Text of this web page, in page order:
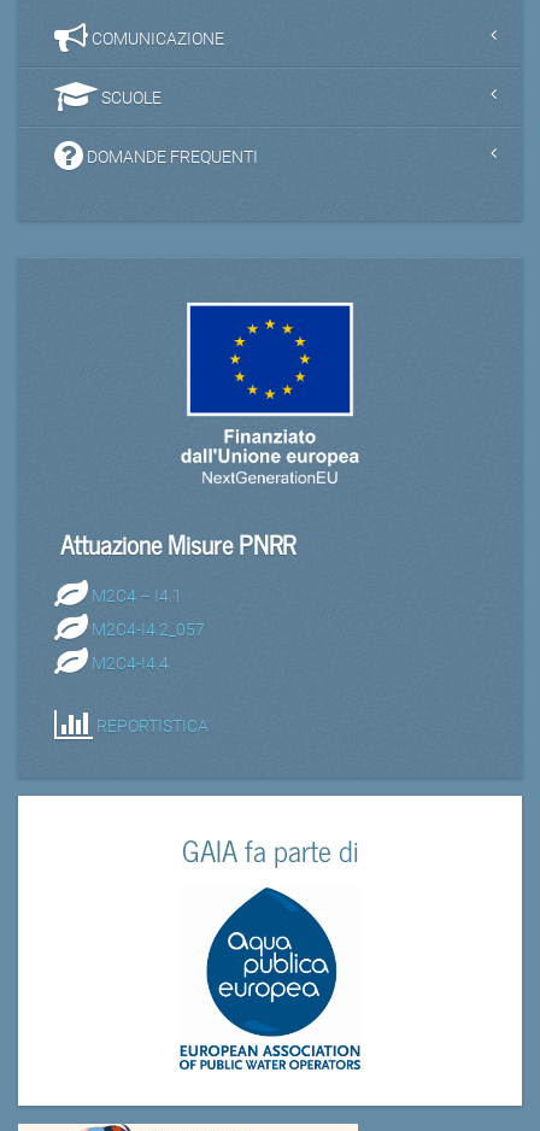
COMUNICAZIONE
SCUOLE
DOMANDE FREQUENTI
Attuazione Misure PNRR
M2C4 – I4.1
M2C4-I4.2_057
M2C4-I4.4
REPORTISTICA
GAIA fa parte di